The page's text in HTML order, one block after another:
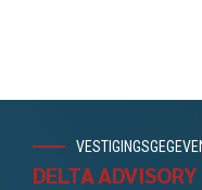
DELTA ADVISORY